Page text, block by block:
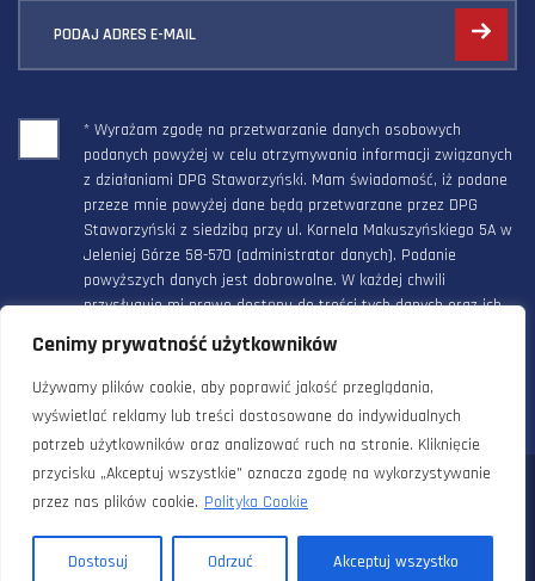
Cenimy prywatność użytkowników
Używamy plików cookie, aby poprawić jakość przeglądania,
wyświetlać reklamy lub treści dostosowane do indywidualnych
potrzeb użytkowników oraz analizować ruch na stronie. Kliknięcie
przycisku „Akceptuj wszystkie” oznacza zgodę na wykorzystywanie
przez nas plików cookie. Polityka Cookie
Dostosuj Odrzuć Akceptuj wszystko
PODAJ ADRES E-MAIL
* Wyrażam zgodę na przetwarzanie danych osobowych
podanych powyżej w celu otrzymywania informacji związanych
z działaniami DPG Staworzyński. Mam świadomość, iż podane
przeze mnie powyżej dane będą przetwarzane przez DPG
Staworzyński z siedzibą przy ul. Kornela Makuszyńskiego 5A w
Jeleniej Górze 58-570 (administrator danych). Podanie
powyższych danych jest dobrowolne. W każdej chwili
przysługuje mi prawo dostępu do treści tych danych oraz ich
poprawienia, a powyższa zgoda może być odwołana w każdym
czasie.
© 2024 Doradztwo Przemysłowo Gospodarcze Staworzyński. Wszelkie
Realizacja:OSW Creative